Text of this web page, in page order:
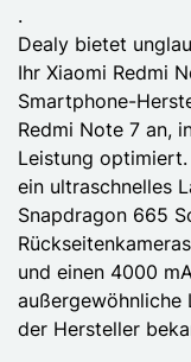
.
Dealy bietet
Ihr Xiaomi Redmi
Smartphone-
Redmi Note 7 an,
Leistung
ein ultraschnelles
Snapdragon 665
und einen 4000
außergewöhnliche
der Hersteller